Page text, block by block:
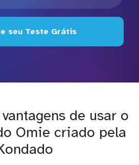
seu Teste Grátis
de usar o
Omie criado pela